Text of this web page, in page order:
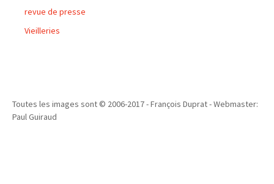
revue de presse
Vieilleries
Toutes les images sont © 2006-2017 - François Duprat - Webmaster:
Paul Guiraud